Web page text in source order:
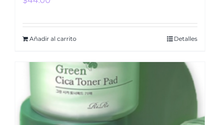
Añadir al carrito Detalles